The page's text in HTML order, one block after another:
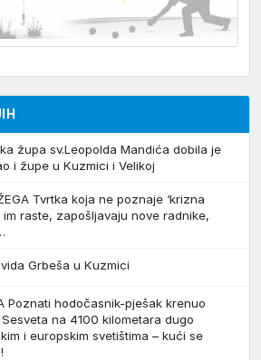
župa sv.Leopolda Mandića dobila je
i župe u Kuzmici i Velikoj
Tvrtka koja ne poznaje ‘krizna
im raste, zapošljavaju nove radnike,
Grbeša u Kuzmici
Poznati hodočasnik-pješak krenuo
na 4100 kilometara dugo
i europskim svetištima – kući se